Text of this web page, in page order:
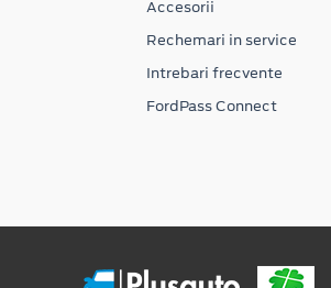
Accesorii
Rechemari in service
Intrebari frecvente
FordPass Connect